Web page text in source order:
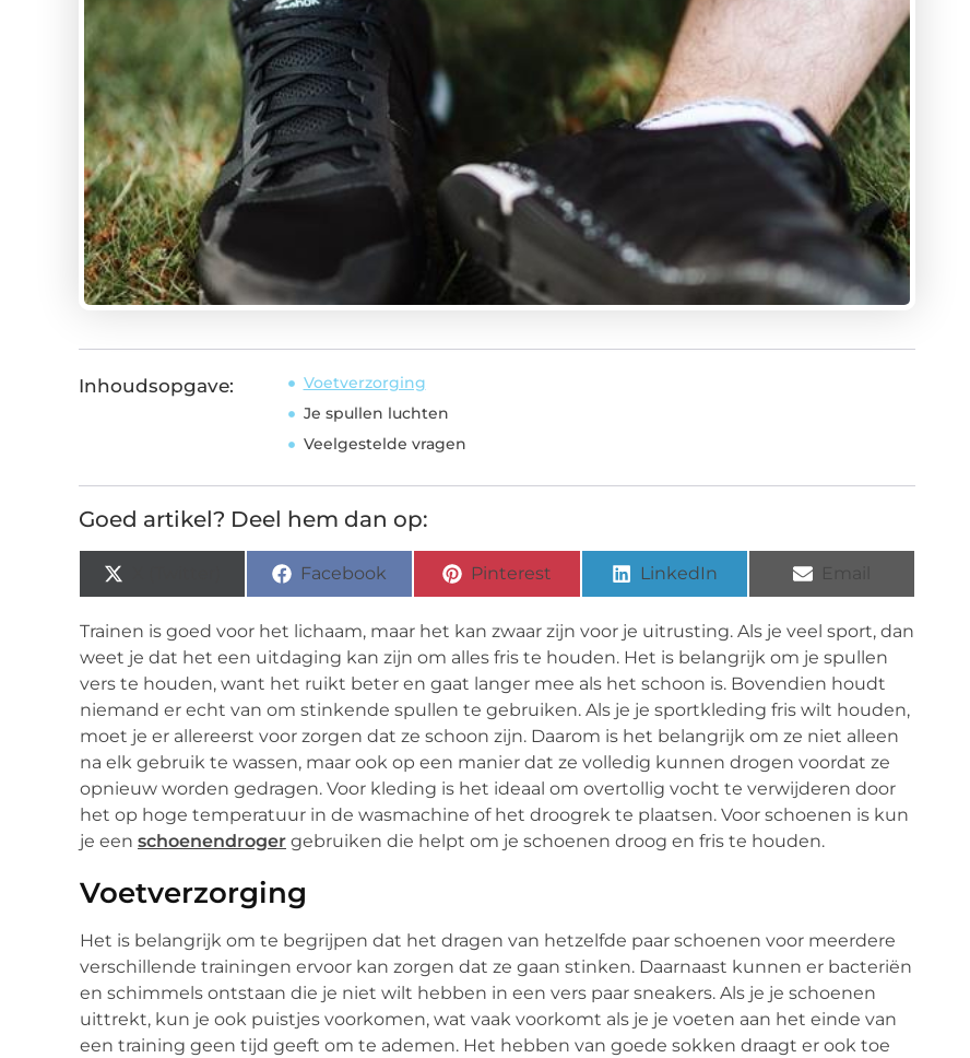
Inhoudsopgave:
Voetverzorging
Je spullen luchten
Veelgestelde vragen
Goed artikel? Deel hem dan op:
Facebook Pinterest LinkedIn
Trainen is goed voor het lichaam, maar het kan zwaar zijn voor je uitrusting. Als je veel sport, dan
weet je dat het een uitdaging kan zijn om alles fris te houden. Het is belangrijk om je spullen
vers te houden, want het ruikt beter en gaat langer mee als het schoon is. Bovendien houdt
niemand er echt van om stinkende spullen te gebruiken. Als je je sportkleding fris wilt houden,
moet je er allereerst voor zorgen dat ze schoon zijn. Daarom is het belangrijk om ze niet alleen
na elk gebruik te wassen, maar ook op een manier dat ze volledig kunnen drogen voordat ze
opnieuw worden gedragen. Voor kleding is het ideaal om overtollig vocht te verwijderen door
het op hoge temperatuur in de wasmachine of het droogrek te plaatsen. Voor schoenen is kun
je een schoenendroger gebruiken die helpt om je schoenen droog en fris te houden.
Voetverzorging
Het is belangrijk om te begrijpen dat het dragen van hetzelfde paar schoenen voor meerdere
verschillende trainingen ervoor kan zorgen dat ze gaan stinken. Daarnaast kunnen er bacteriën
en schimmels ontstaan die je niet wilt hebben in een vers paar sneakers. Als je je schoenen
uittrekt, kun je ook puistjes voorkomen, wat vaak voorkomt als je je voeten aan het einde van
een training geen tijd geeft om te ademen. Het hebben van goede sokken draagt ​​er ook toe